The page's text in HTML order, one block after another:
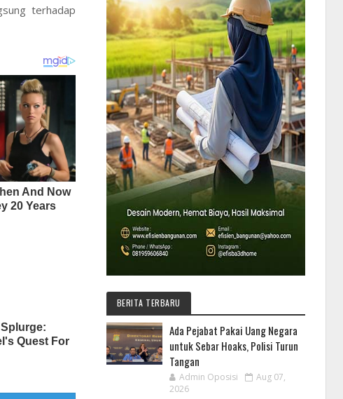
terhadap
BERITA TERBARU
Ada Pejabat Pakai Uang Negara
untuk Sebar Hoaks, Polisi Turun
Tangan
Admin Oposisi
Aug 07,
2026